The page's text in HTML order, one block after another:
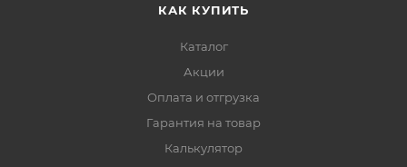
КАК КУПИТЬ
Каталог
Акции
Оплата и отгрузка
Гарантия на товар
Калькулятор